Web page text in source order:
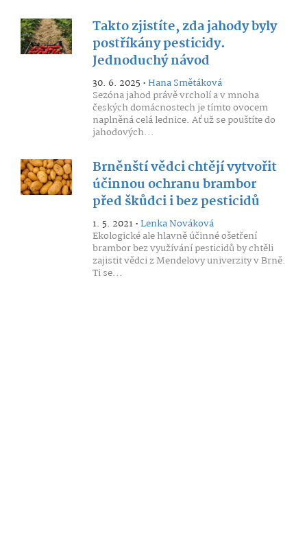
Takto zjistíte, zda jahody byly
postříkány pesticidy.
Jednoduchý návod
30. 6. 2025 •Hana Smětáková
Sezóna jahod právě vrcholí a v mnoha
českých domácnostech je tímto ovocem
naplněná celá lednice. Ať už se pouštíte do
jahodových...
Brněnští vědci chtějí vytvořit
účinnou ochranu brambor
před škůdci i bez pesticidů
1. 5. 2021 •Lenka Nováková
Ekologické ale hlavně účinné ošetření
brambor bez využívání pesticidů by chtěli
zajistit vědci z Mendelovy univerzity v Brně.
Ti se...